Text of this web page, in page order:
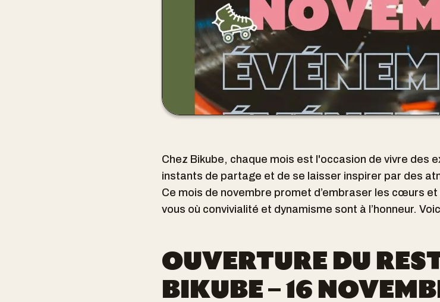
Chez Bikube, chaque mois est l'occasion de vivre des
instants de partage et de se laisser inspirer par des
Ce mois de novembre promet d’embraser les cœurs
vous où convivialité et dynamisme sont à l’honneur.
OUVERTURE DU
BIKUBE – 16